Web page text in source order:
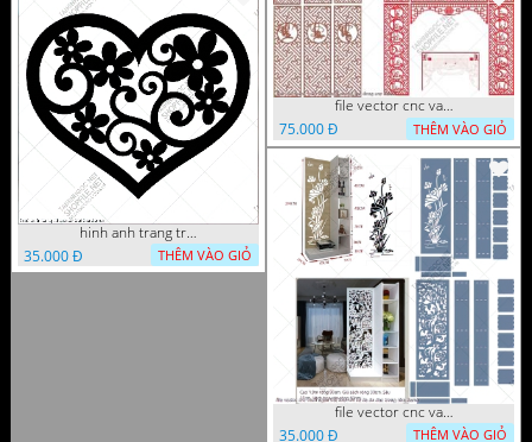
hinh anh trang tri cua so trai tim
35.000 Đ
THÊM VÀO GIỎ
file vector cnc vach tho tranh phong tho dang cap
75.000 Đ
THÊM VÀO GIỎ
file vector cnc vach ngan ket hop voi ke de do dac trong nha
35.000 Đ
THÊM VÀO GIỎ